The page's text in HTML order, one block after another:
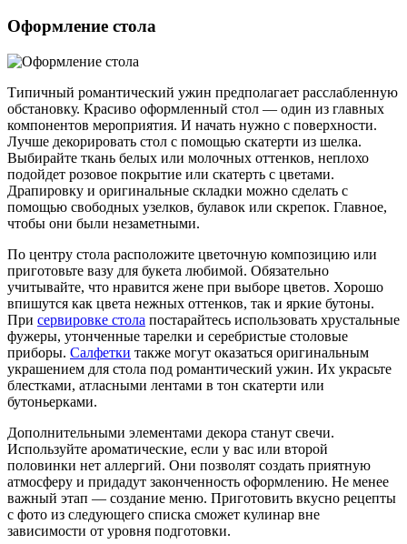
Оформление стола
Типичный романтический ужин предполагает расслабленную
обстановку. Красиво оформленный стол — один из главных
компонентов мероприятия. И начать нужно с поверхности.
Лучше декорировать стол с помощью скатерти из шелка.
Выбирайте ткань белых или молочных оттенков, неплохо
подойдет розовое покрытие или скатерть с цветами.
Драпировку и оригинальные складки можно сделать с
помощью свободных узелков, булавок или скрепок. Главное,
чтобы они были незаметными.
По центру стола расположите цветочную композицию или
приготовьте вазу для букета любимой. Обязательно
учитывайте, что нравится жене при выборе цветов. Хорошо
впишутся как цвета нежных оттенков, так и яркие бутоны.
При сервировке стола постарайтесь использовать хрустальные
фужеры, утонченные тарелки и серебристые столовые
приборы. Салфетки также могут оказаться оригинальным
украшением для стола под романтический ужин. Их украсьте
блестками, атласными лентами в тон скатерти или
бутоньерками.
Дополнительными элементами декора станут свечи.
Используйте ароматические, если у вас или второй
половинки нет аллергий. Они позволят создать приятную
атмосферу и придадут законченность оформлению. Не менее
важный этап — создание меню. Приготовить вкусно рецепты
с фото из следующего списка сможет кулинар вне
зависимости от уровня подготовки.